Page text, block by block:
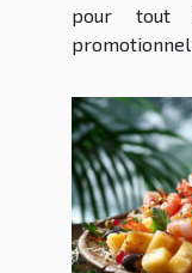
pour tout
promotionnel